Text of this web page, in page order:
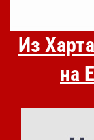
Из
на